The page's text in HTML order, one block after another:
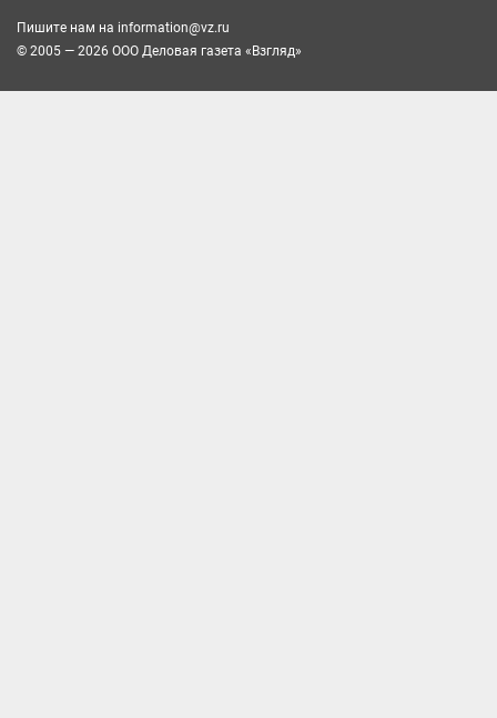
Пишите нам на information@vz.ru
© 2005 — 2026 ООО Деловая газета «Взгляд»